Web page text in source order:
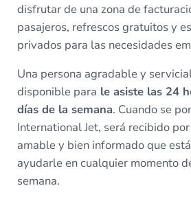
disfrutar de una zona de
pasajeros, refrescos gratuitos y
privados para las necesidades
Una persona agradable y
disponible para le asiste las 24
días de la semana. Cuando se
International Jet, será recibido
amable y bien informado que
ayudarle en cualquier momento
semana.